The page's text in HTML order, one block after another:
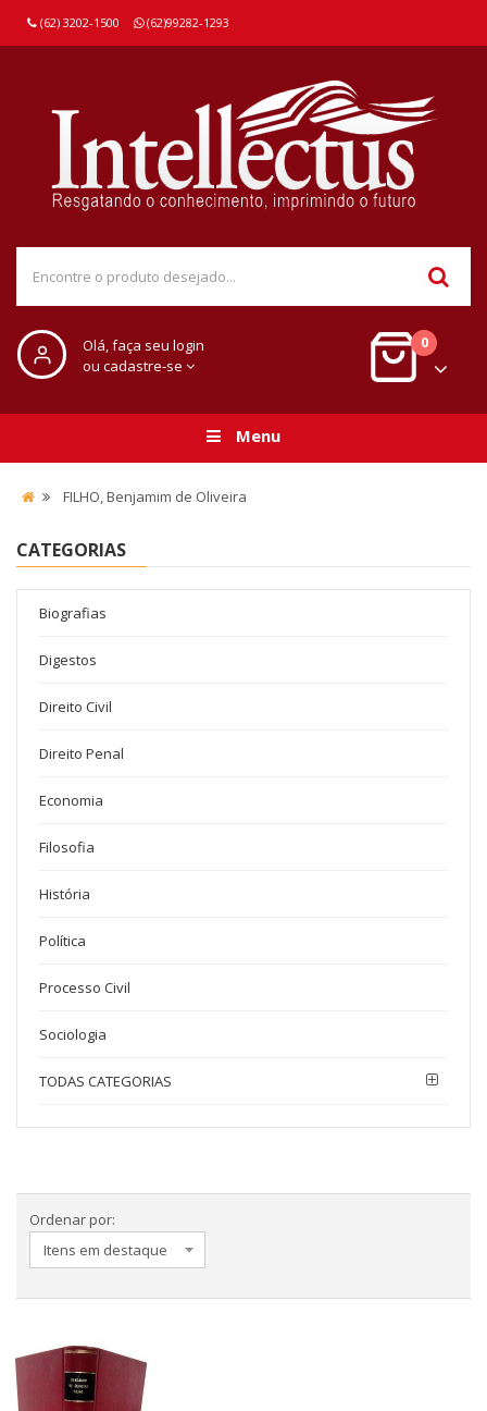
(62) 3202-1500 (62)99282-1293
Olá, faça seu login
ou cadastre-se
0
Menu
FILHO, Benjamim de Oliveira
CATEGORIAS
Biografias
Digestos
Direito Civil
Direito Penal
Economia
Filosofia
História
Política
Processo Civil
Sociologia
TODAS CATEGORIAS
Ordenar por: